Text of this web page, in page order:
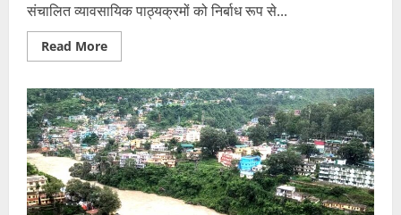
संचालित व्यावसायिक पाठ्यक्रमों को निर्बाध रूप से...
Read MoreRead
more
के
200
सरकारी
स्कूलों
में
जारी
रहेंगे
व्यावसायिक
पाठ्यक्रम